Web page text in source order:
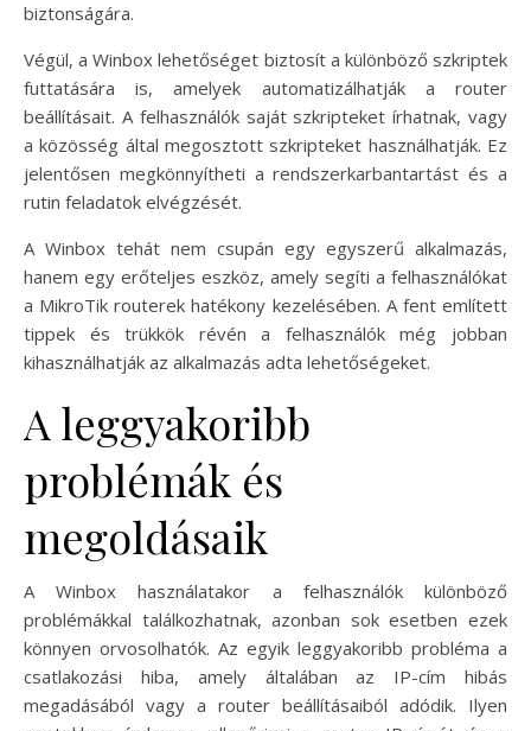
biztonságára.
Végül, a Winbox lehetőséget biztosít a különböző szkriptek
futtatására is, amelyek automatizálhatják a router
beállításait. A felhasználók saját szkripteket írhatnak, vagy
a közösség által megosztott szkripteket használhatják. Ez
jelentősen megkönnyítheti a rendszerkarbantartást és a
rutin feladatok elvégzését.
A Winbox tehát nem csupán egy egyszerű alkalmazás,
hanem egy erőteljes eszköz, amely segíti a felhasználókat
a MikroTik routerek hatékony kezelésében. A fent említett
tippek és trükkök révén a felhasználók még jobban
kihasználhatják az alkalmazás adta lehetőségeket.
A leggyakoribb
problémák és
megoldásaik
A Winbox használatakor a felhasználók különböző
problémákkal találkozhatnak, azonban sok esetben ezek
könnyen orvosolhatók. Az egyik leggyakoribb probléma a
csatlakozási hiba, amely általában az IP-cím hibás
megadásából vagy a router beállításaiból adódik. Ilyen